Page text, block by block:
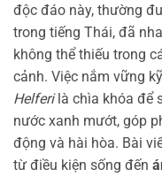
độc đáo này, thường
trong tiếng Thái, đã
không thể thiếu trong
cảnh. Việc nắm vững
Helferilà chìa khóa để
nước xanh mướt, góp
động và hài hòa. Bài
từ điều kiện sống đến